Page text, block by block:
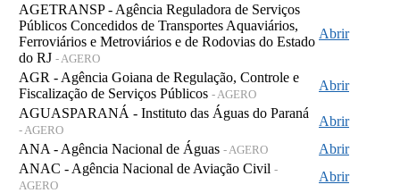
AGETRANSP - Agência Reguladora de Serviços
Públicos Concedidos de Transportes Aquaviários,
Ferroviários e Metroviários e de Rodovias do Estado
do RJ - AGERO
Abrir
AGR - Agência Goiana de Regulação, Controle e
Fiscalização de Serviços Públicos - AGERO
Abrir
AGUASPARANÁ - Instituto das Águas do Paraná
- AGERO
Abrir
ANA - Agência Nacional de Águas - AGERO
Abrir
ANAC - Agência Nacional de Aviação Civil -
AGERO
Abrir